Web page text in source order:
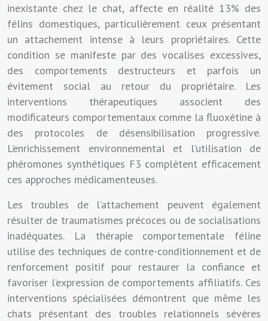
inexistante chez le chat, affecte en réalité 13% des
félins domestiques, particulièrement ceux présentant
un attachement intense à leurs propriétaires. Cette
condition se manifeste par des vocalises excessives,
des comportements destructeurs et parfois un
évitement social au retour du propriétaire. Les
interventions thérapeutiques associent des
modificateurs comportementaux comme la fluoxétine à
des protocoles de désensibilisation progressive.
L’enrichissement environnemental et l’utilisation de
phéromones synthétiques F3 complètent efficacement
ces approches médicamenteuses.
Les troubles de l’attachement peuvent également
résulter de traumatismes précoces ou de socialisations
inadéquates. La thérapie comportementale féline
utilise des techniques de contre-conditionnement et de
renforcement positif pour restaurer la confiance et
favoriser l’expression de comportements affiliatifs. Ces
interventions spécialisées démontrent que même les
chats présentant des troubles relationnels sévères